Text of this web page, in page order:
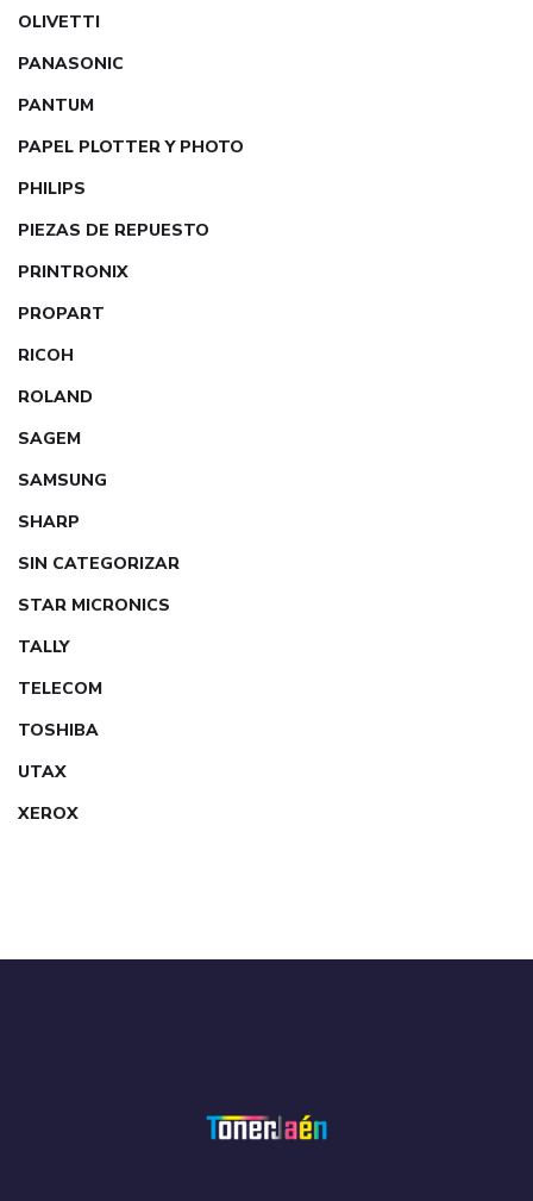
OLIVETTI
PANASONIC
PANTUM
PAPEL PLOTTER Y PHOTO
PHILIPS
PIEZAS DE REPUESTO
PRINTRONIX
PROPART
RICOH
ROLAND
SAGEM
SAMSUNG
SHARP
SIN CATEGORIZAR
STAR MICRONICS
TALLY
TELECOM
TOSHIBA
UTAX
XEROX